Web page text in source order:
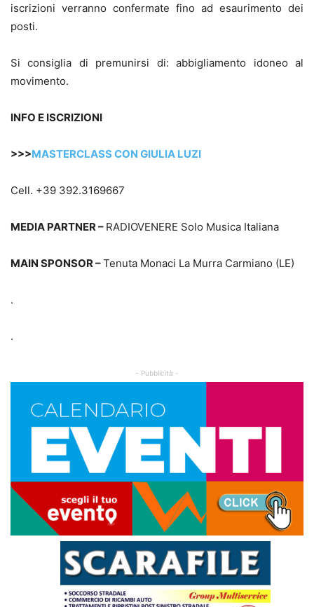
iscrizioni verranno confermate fino ad esaurimento dei
posti.
Si consiglia di premunirsi di: abbigliamento idoneo al
movimento.
INFO E ISCRIZIONI
>>>MASTERCLASS CON GIULIA LUZI
Cell. +39 392.3169667
MEDIA PARTNER – RADIOVENERE Solo Musica Italiana
MAIN SPONSOR –Tenuta Monaci La Murra Carmiano (LE)
.
.
- Pubblicità -